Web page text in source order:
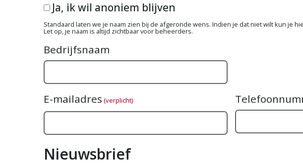
Ja, ik wil anoniem blijven
Standaard laten we je naam zien bij de afgeronde wens. Indien je dat niet wilt kun je
Let op, je naam is altijd zichtbaar voor beheerders.
Bedrijfsnaam
E-mailadres (verplicht)
Nieuwsbrief